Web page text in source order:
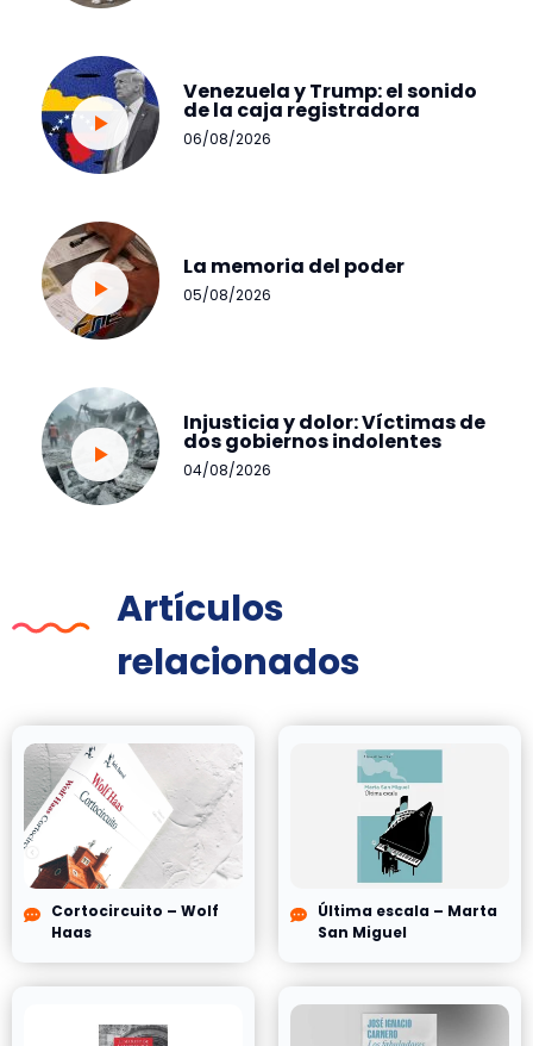
Venezuela y Trump: el sonido
de la caja registradora
06/08/2026
La memoria del poder
05/08/2026
Injusticia y dolor: Víctimas de
dos gobiernos indolentes
04/08/2026
Artículos
relacionados
Cortocircuito – Wolf
Haas
Última escala – Marta
San Miguel